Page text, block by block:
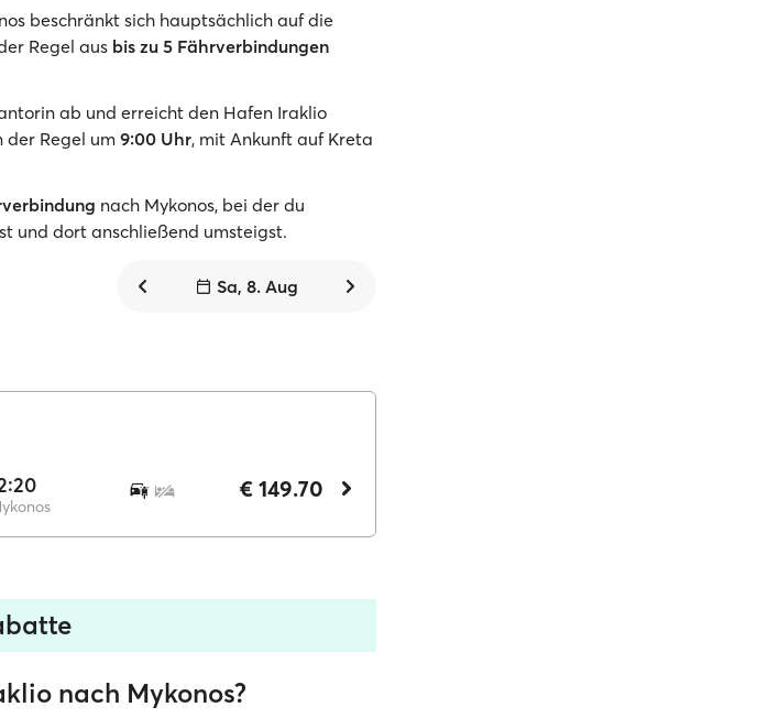
beschränkt sich hauptsächlich auf die
Regel aus bis zu 5 Fährverbindungen
ab und erreicht den Hafen Iraklio
Regel um 9:00 Uhr, mit Ankunft auf Kreta
nach Mykonos, bei der du
und dort anschließend umsteigst.
Sa, 8. Aug
€ 149.70
nach Mykonos?